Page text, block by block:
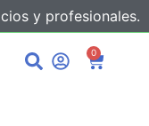
y profesionales.
0